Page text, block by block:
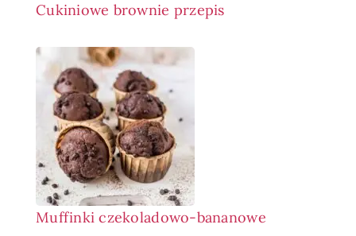
Cukiniowe brownie przepis
Muffinki czekoladowo-bananowe